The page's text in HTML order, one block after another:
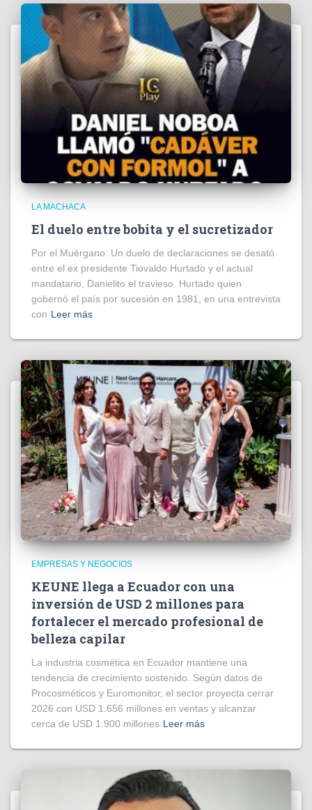
LA MACHACA
El duelo entre bobita y el sucretizador
Por el Muérgano. Un duelo de declaraciones se desató
entre el ex presidente Tiovaldo Hurtado y el actual
mandatario, Danielito el travieso. Hurtado quien
gobernó el país por sucesión en 1981, en una entrevista
con Leer más
EMPRESAS Y NEGOCIOS
KEUNE llega a Ecuador con una
inversión de USD 2 millones para
fortalecer el mercado profesional de
belleza capilar
La industria cosmética en Ecuador mantiene una
tendencia de crecimiento sostenido. Según datos de
Procosméticos y Euromonitor, el sector proyecta cerrar
2026 con USD 1.656 millones en ventas y alcanzar
cerca de USD 1.900 millones Leer más